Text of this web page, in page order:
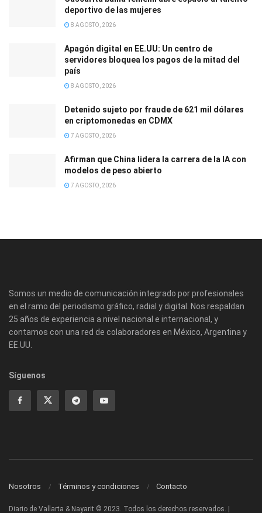
deportivo de las mujeres
8 AGOSTO, 2026
Apagón digital en EE.UU: Un centro de
servidores bloquea los pagos de la mitad del
país
8 AGOSTO, 2026
Detenido sujeto por fraude de 621 mil dólares
en criptomonedas en CDMX
7 AGOSTO, 2026
Afirman que China lidera la carrera de la IA con
modelos de peso abierto
7 AGOSTO, 2026
Somos un medio de comunicación integrado por profesionales
en el ramo del periodismo gráfico, radial y digital. Nos respaldan
25 años de experiencia a nivel nacional e internacional, y
contamos con una red de colaboradores en México, Argentina y
EE.UU.
Síguenos
Nosotros Términos y condiciones Contacto
Diario de Vallarta & Nayarit © 2023. Todos los derechos reservados. |